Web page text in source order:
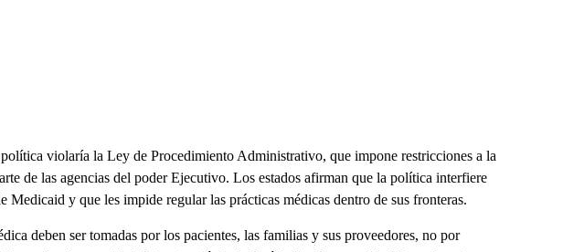
política violaría la Ley de Procedimiento Administrativo, que impone restricciones a la
de las agencias del poder Ejecutivo. Los estados afirman que la política interfiere
Medicaid y que les impide regular las prácticas médicas dentro de sus fronteras.
deben ser tomadas por los pacientes, las familias y sus proveedores, no por